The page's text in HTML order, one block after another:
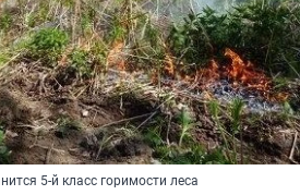
5-й класс горимости леса